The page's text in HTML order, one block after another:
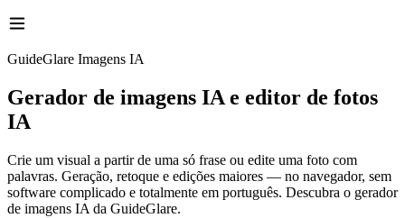
GuideGlare Imagens IA
Gerador de imagens IA e editor de fotos
IA
Crie um visual a partir de uma só frase ou edite uma foto com
palavras. Geração, retoque e edições maiores — no navegador, sem
software complicado e totalmente em português. Descubra o gerador
de imagens IA da GuideGlare.